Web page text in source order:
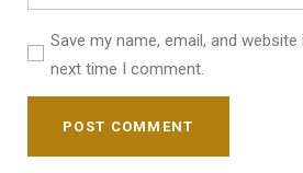
Save my name, email, and
next time I comment.
POST COMMENT